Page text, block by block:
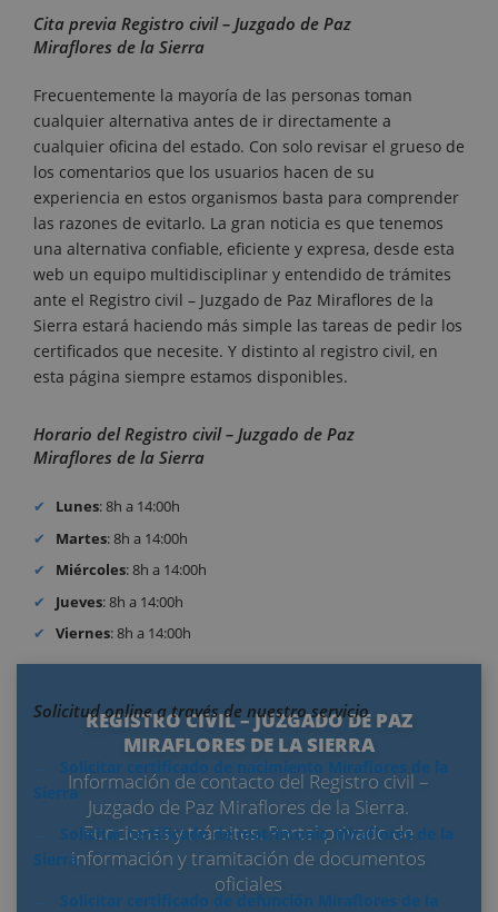
REGISTRO CIVIL – JUZGADO DE PAZ
MIRAFLORES DE LA SIERRA
Información de contacto del Registro civil –
Juzgado de Paz Miraflores de la Sierra.
Funciones y trámites. Portal privado de
información y tramitación de documentos
oficiales
Cita previa Registro civil – Juzgado de Paz
Miraflores de la Sierra
Frecuentemente la mayoría de las personas toman
cualquier alternativa antes de ir directamente a
cualquier oficina del estado. Con solo revisar el grueso de
los comentarios que los usuarios hacen de su
experiencia en estos organismos basta para comprender
las razones de evitarlo. La gran noticia es que tenemos
una alternativa confiable, eficiente y expresa, desde esta
web un equipo multidisciplinar y entendido de trámites
ante el Registro civil – Juzgado de Paz Miraflores de la
Sierra estará haciendo más simple las tareas de pedir los
certificados que necesite. Y distinto al registro civil, en
esta página siempre estamos disponibles.
Horario del Registro civil – Juzgado de Paz
Miraflores de la Sierra
Lunes: 8h a 14:00h
Martes: 8h a 14:00h
Miércoles: 8h a 14:00h
Jueves: 8h a 14:00h
Viernes: 8h a 14:00h
Solicitud online a través de nuestro servicio
Solicitar certificado de nacimiento Miraflores de la
Sierra
Solicitar certificado de matrimonio Miraflores de la
Sierra
Solicitar certificado de defunción Miraflores de la